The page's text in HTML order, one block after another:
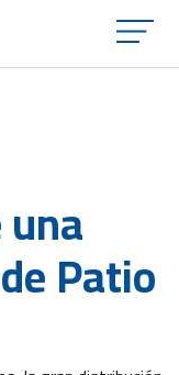
×
Patio